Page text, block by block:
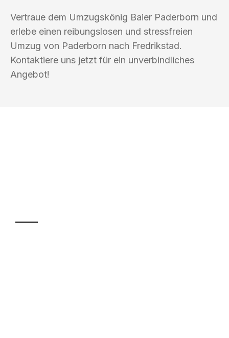
Vertraue dem Umzugskönig Baier Paderborn und
erlebe einen reibungslosen und stressfreien
Umzug von Paderborn nach Fredrikstad.
Kontaktiere uns jetzt für ein unverbindliches
Angebot!